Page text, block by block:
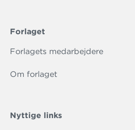
Forlaget
Forlagets medarbejdere
Om forlaget
Nyttige links